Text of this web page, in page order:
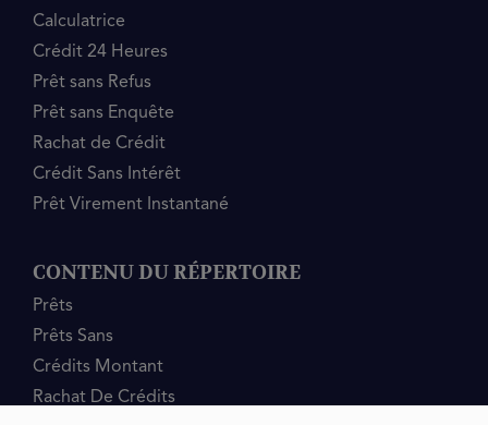
Calculatrice
Crédit 24 Heures
Prêt sans Refus
Prêt sans Enquête
Rachat de Crédit
Crédit Sans Intérêt
Prêt Virement Instantané
CONTENU DU RÉPERTOIRE
Prêts
Prêts Sans
Crédits Montant
Rachat De Crédits